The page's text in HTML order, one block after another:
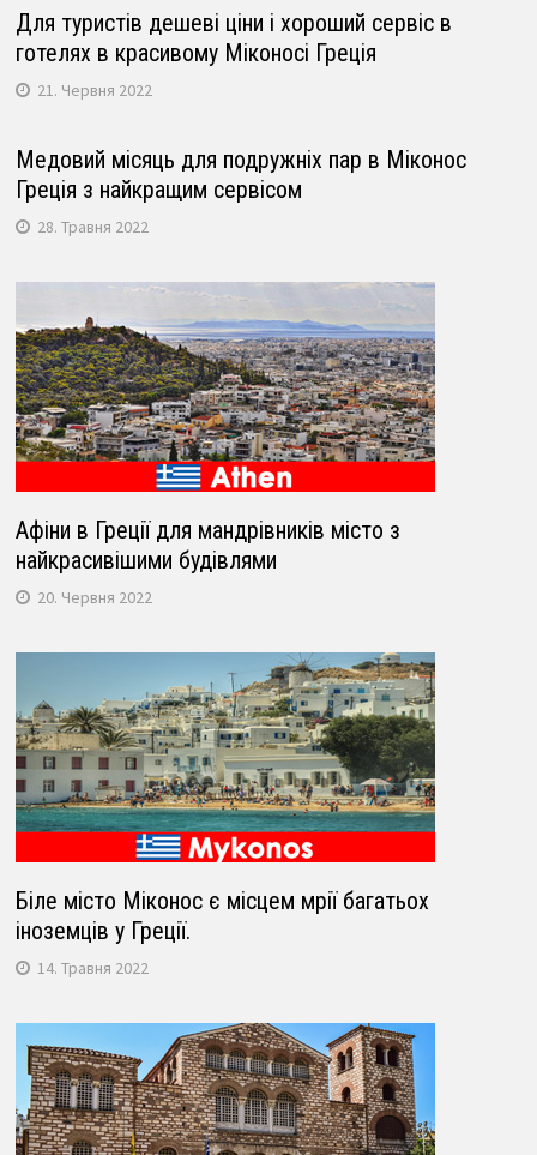
Для туристів дешеві ціни і хороший сервіс в
готелях в красивому Міконосі Греція
21. Червня 2022
Медовий місяць для подружніх пар в Міконос
Греція з найкращим сервісом
28. Травня 2022
Афіни в Греції для мандрівників місто з
найкрасивішими будівлями
20. Червня 2022
Біле місто Міконос є місцем мрії багатьох
іноземців у Греції.
14. Травня 2022